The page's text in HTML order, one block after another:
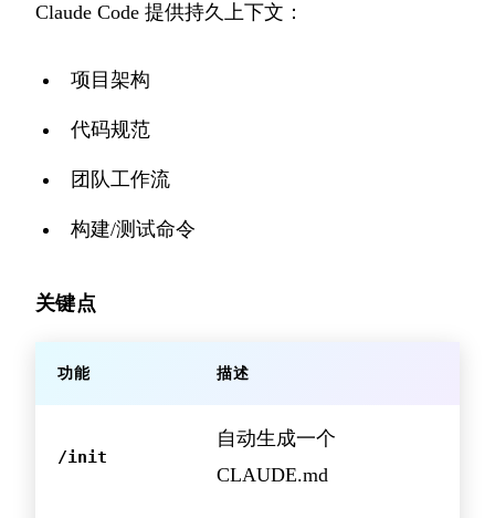
Claude Code 提供持久上下文：
项目架构
代码规范
团队工作流
构建/测试命令
关键点
功能 描述
/init
自动生成一个
CLAUDE.md